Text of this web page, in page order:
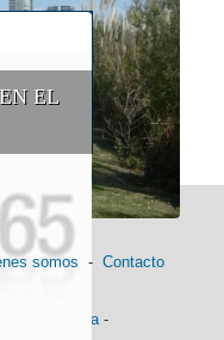
EL
somos - Contacto
Historia -